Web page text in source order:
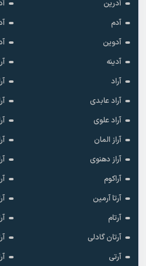
آدرین
آدم
آدوین
آدینه
آراد
آراد عابدی
آراد علوی
آراز المان
آراز دهنوی
آراکوم
آرتا آرمین
آرتام
آرتان گادلی
آرتی